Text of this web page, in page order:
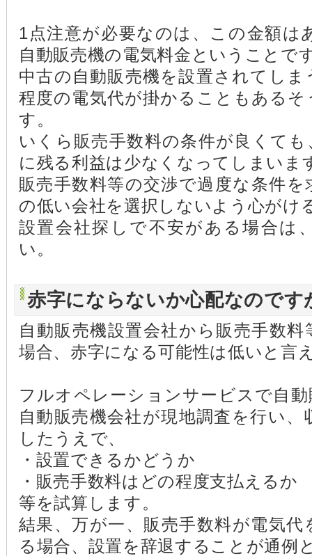
1点注意が必要なのは、この金額は
自動販売機の電気料金ということで
中古の自動販売機を設置されてし
程度の電気代が掛かることもある
す。
いくら販売手数料の条件が良くて
に残る利益は少なくなってしまいま
販売手数料等の交渉で過度な条件
の低い会社を選択しないよう心がけ
設置会社探しで不安がある場合は
い。
赤字にならないか心配なのです
自動販売機設置会社から販売手数
場合、赤字になる可能性は低いと言
フルオペレーションサービスで自
自動販売機会社が現地調査を行い
したうえで、
・設置できるかどうか
・販売手数料はどの程度支払えるか
等を試算します。
結果、万が一、販売手数料が電気
る場合、設置を辞退することが通例